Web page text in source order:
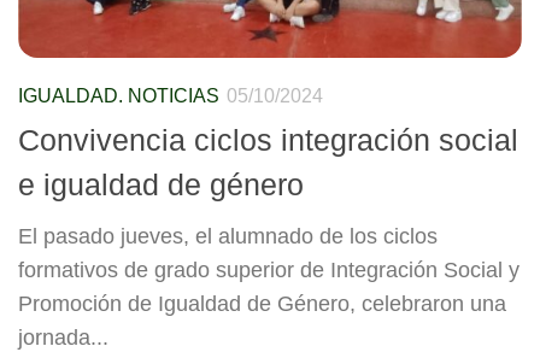
IGUALDAD. NOTICIAS 05/10/2024
Convivencia ciclos integración social
e igualdad de género
El pasado jueves, el alumnado de los ciclos
formativos de grado superior de Integración Social y
Promoción de Igualdad de Género, celebraron una
jornada...